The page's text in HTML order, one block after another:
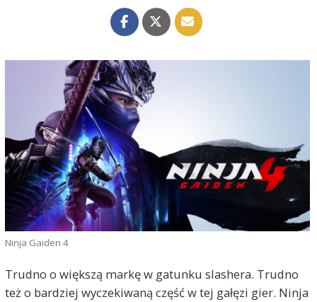
Ninja Gaiden 4
Trudno o większą markę w gatunku slashera. Trudno
też o bardziej wyczekiwaną część w tej gałęzi gier. Ninja